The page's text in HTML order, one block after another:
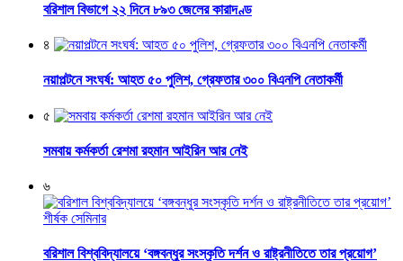
বরিশাল বিভাগে ২২ দিনে ৮৯৩ জেলের কারাদণ্ড
৪
নয়াপল্টনে সংঘর্ষ: আহত ৫০ পুলিশ, গ্রেফতার ৩০০ বিএনপি নেতাকর্মী
৫
সমবায় কর্মকর্তা রেশমা রহমান আইরিন আর নেই
৬
বরিশাল বিশ্ববিদ্যালয়ে ‘বঙ্গবন্ধুর সংস্কৃতি দর্শন ও রাষ্ট্রনীতিতে তার প্রয়োগ’